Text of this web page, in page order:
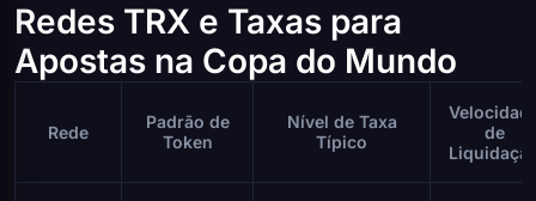
Redes TRX e Taxas para
Apostas na Copa do Mundo
Rede
Padrão de
Token
Nível de Taxa
Típico
de